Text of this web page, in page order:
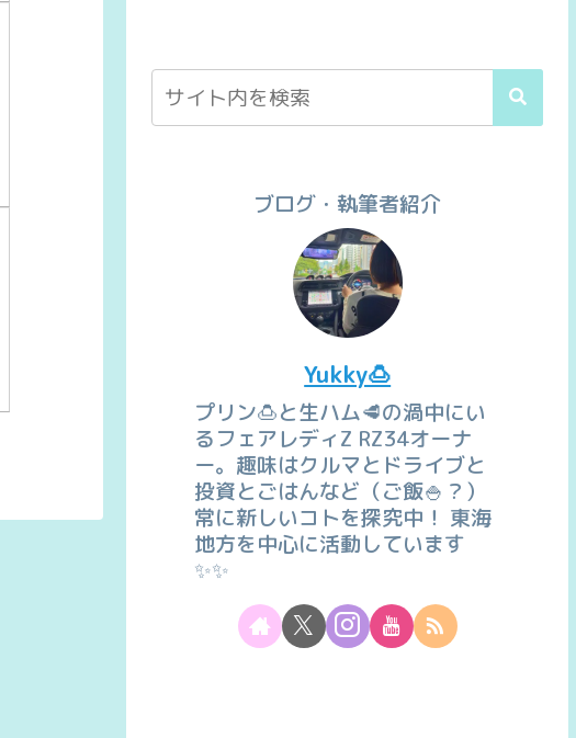
ブログ・執筆者紹介
Yukky🍮
プリン🍮と生ハム🥩の渦中にい
るフェアレディZ RZ34オーナ
ー。趣味はクルマとドライブと
投資とごはんなど（ご飯🍚？）
常に新しいコトを探究中！ 東海
地方を中心に活動しています
✨✨